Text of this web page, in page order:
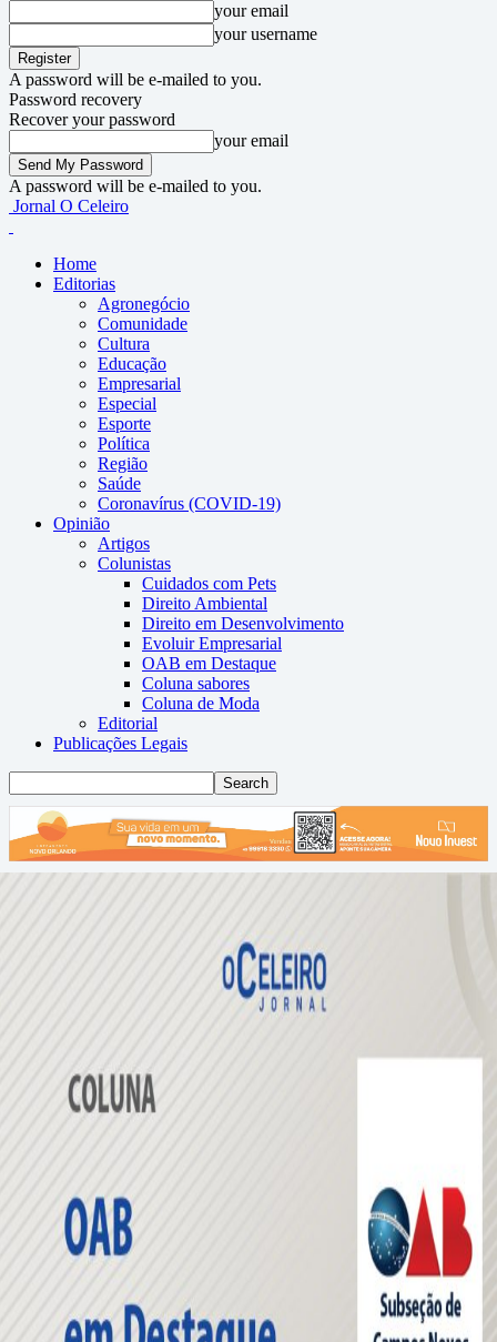
your email
your username
A password will be e-mailed to you.
Password recovery
Recover your password
your email
A password will be e-mailed to you.
Jornal O Celeiro
Home
Editorias
Agronegócio
Comunidade
Cultura
Educação
Empresarial
Especial
Esporte
Política
Região
Saúde
Coronavírus (COVID-19)
Opinião
Artigos
Colunistas
Cuidados com Pets
Direito Ambiental
Direito em Desenvolvimento
Evoluir Empresarial
OAB em Destaque
Coluna sabores
Coluna de Moda
Editorial
Publicações Legais